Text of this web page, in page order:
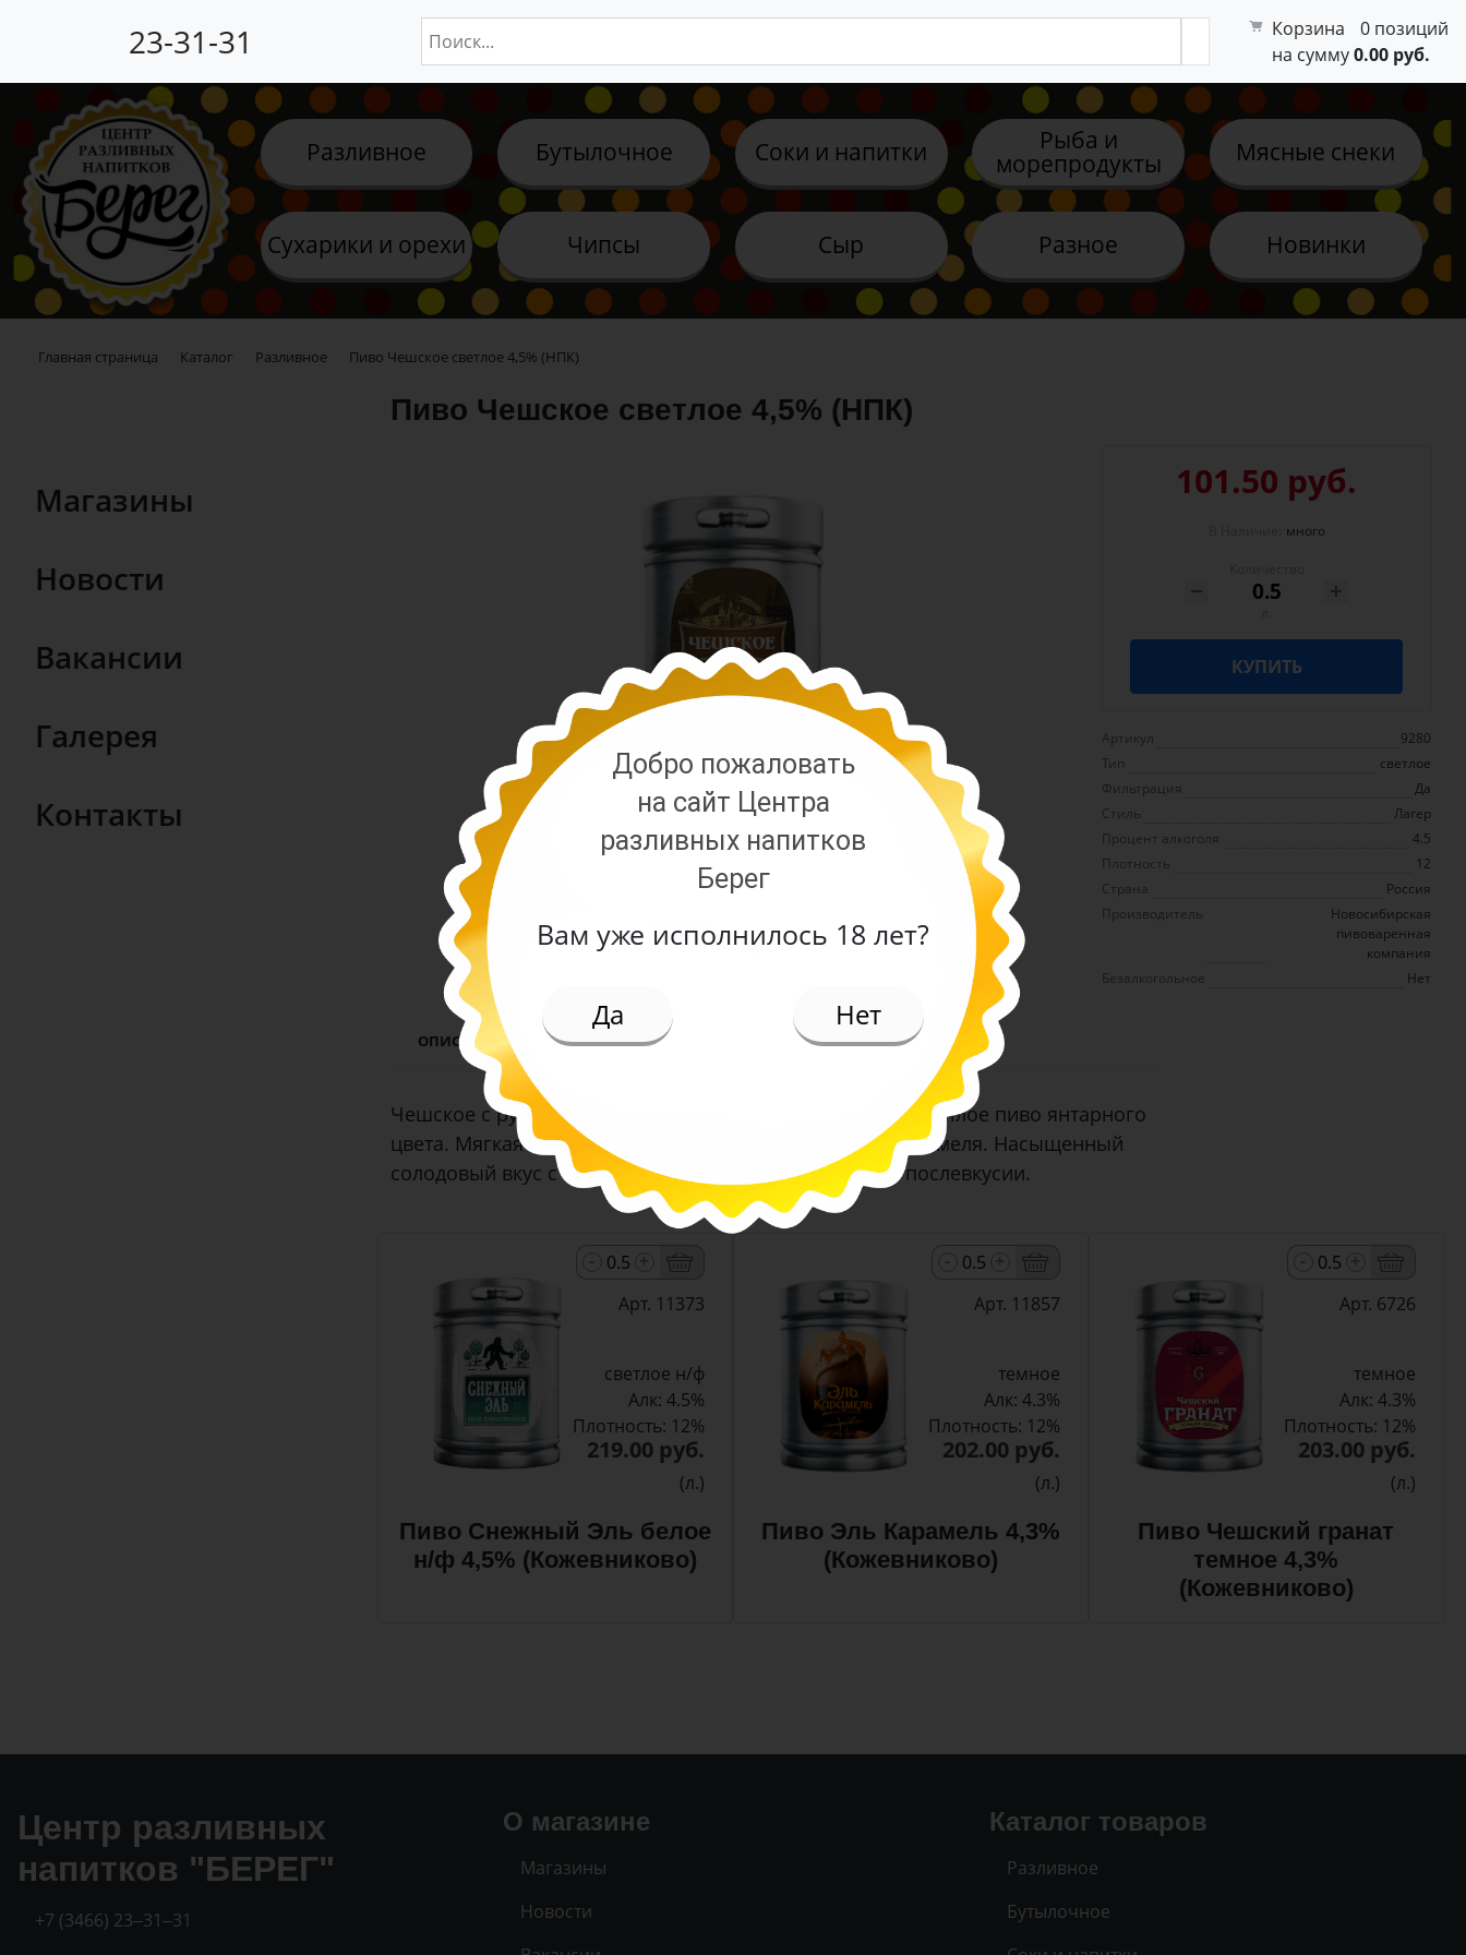
23-31-31 Корзина
0 позиций
на сумму0.00 руб.
Разливное Бутылочное Соки и напитки Рыба и
морепродукты Мясные снеки
Сухарики и орехи Чипсы Сыр Разное Новинки
Главная страница Каталог Разливное Пиво Чешское светлое 4,5% (НПК)
Магазины
Новости
Вакансии
Галерея
Контакты
Пиво Чешское светлое 4,5% (НПК)
101.50 руб.
много
КУПИТЬ
Артикул
9280
Тип
светлое
Фильтрация
Да
Стиль
Лагер
Процент алкоголя
4.5
Плотность
12
Страна
Россия
Производитель
Новосибирская
пивоваренная
компания
Безалкогольное
Нет
ОПИСАНИЕ
Чешское с русским характером – без сильной горечи. Светлое пиво янтарного
цвета. Мягкая горечь и благородный аромат чешского хмеля. Насыщенный
солодовый вкус с минимальной хмелевой горечью в послевкусии.
Арт. 11373
светлое н/ф
Алк: 4.5%
Плотность: 12%
219.00 руб.
(л.)
Пиво Снежный Эль белое
н/ф 4,5% (Кожевниково)
Арт. 11857
темное
Алк: 4.3%
Плотность: 12%
202.00 руб.
(л.)
Пиво Эль Карамель 4,3%
(Кожевниково)
Арт. 6726
темное
Алк: 4.3%
Плотность: 12%
203.00 руб.
(л.)
Пиво Чешский гранат
темное 4,3%
(Кожевниково)
О магазине
Магазины
Новости
Каталог товаров
Разливное
Бутылочное
Центр разливных
напитков "БЕРЕГ"
+7 (3466) 23‒31‒31
Добро пожаловать
на сайт Центра
разливных напитков
Берег
Вам уже исполнилось 18 лет?
Да Нет